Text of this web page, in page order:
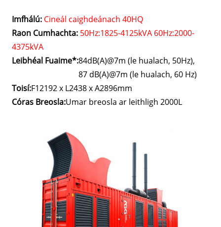
Imfhálú: Cineál caighdeánach 40HQ
Raon Cumhachta: 50Hz:1825-4125kVA 60Hz:2000-
4375kVA
Leibhéal Fuaime*:84dB(A)@7m (le hualach, 50Hz),
87 dB(A)@7m (le hualach, 60 Hz)
Toisí:F12192 x L2438 x A2896mm
Córas Breosla:Umar breosla ar leithligh 2000L